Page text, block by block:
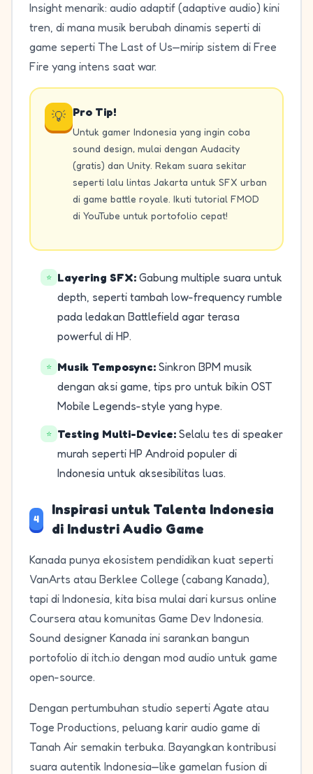
Insight menarik: audio adaptif (adaptive audio) kini
tren, di mana musik berubah dinamis seperti di
game seperti The Last of Us—mirip sistem di Free
Fire yang intens saat war.
💡 Pro Tip!
Untuk gamer Indonesia yang ingin coba
sound design, mulai dengan Audacity
(gratis) dan Unity. Rekam suara sekitar
seperti lalu lintas Jakarta untuk SFX urban
di game battle royale. Ikuti tutorial FMOD
di YouTube untuk portofolio cepat!
⭐ Layering SFX: Gabung multiple suara untuk
depth, seperti tambah low-frequency rumble
pada ledakan Battlefield agar terasa
powerful di HP.
⭐ Musik Temposync: Sinkron BPM musik
dengan aksi game, tips pro untuk bikin OST
Mobile Legends-style yang hype.
⭐ Testing Multi-Device: Selalu tes di speaker
murah seperti HP Android populer di
Indonesia untuk aksesibilitas luas.
4
Inspirasi untuk Talenta Indonesia
di Industri Audio Game
Kanada punya ekosistem pendidikan kuat seperti
VanArts atau Berklee College (cabang Kanada),
tapi di Indonesia, kita bisa mulai dari kursus online
Coursera atau komunitas Game Dev Indonesia.
Sound designer Kanada ini sarankan bangun
portofolio di itch.io dengan mod audio untuk game
open-source.
Dengan pertumbuhan studio seperti Agate atau
Toge Productions, peluang karir audio game di
Tanah Air semakin terbuka. Bayangkan kontribusi
suara autentik Indonesia—like gamelan fusion di